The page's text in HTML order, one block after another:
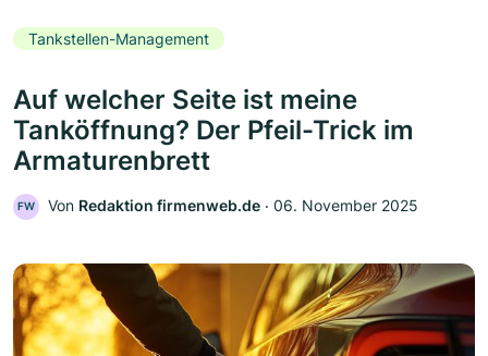
Tankstellen-Management
Auf welcher Seite ist meine
Tanköffnung? Der Pfeil-Trick im
Armaturenbrett
FW Von Redaktion firmenweb.de ‧ 06. November 2025